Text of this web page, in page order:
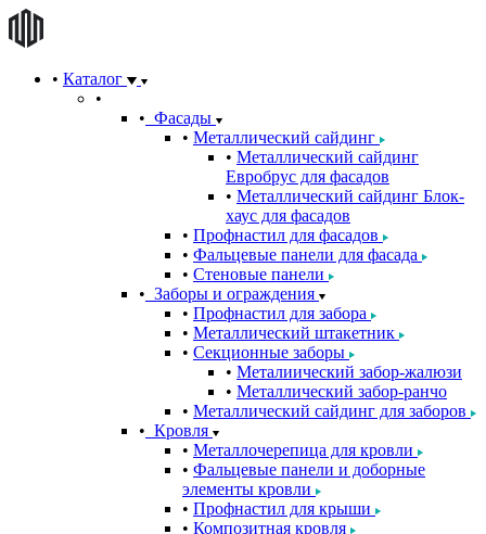
Каталог
Фасады
Металлический сайдинг
Металлический сайдинг
Евробрус для фасадов
Металлический сайдинг Блок-
хаус для фасадов
Профнастил для фасадов
Фальцевые панели для фасада
Стеновые панели
Заборы и ограждения
Профнастил для забора
Металлический штакетник
Секционные заборы
Металиический забор-жалюзи
Металлический забор-ранчо
Металлический сайдинг для заборов
Кровля
Металлочерепица для кровли
Фальцевые панели и доборные
элементы кровли
Профнастил для крыши
Композитная кровля